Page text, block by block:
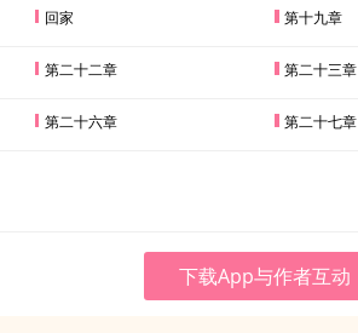
回家 第十九章
第二十二章 第二十三章
第二十六章 第二十七章
下载App与作者互动